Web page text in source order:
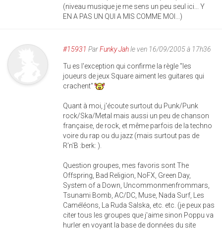
(niveau musique je me sens un peu seul ici... Y
EN A PAS UN QUI A MIS COMME MOI...)
#15931 ParFunky Jahle ven 16/09/2005 à 17h36
Tu es l'exception qui confirme la règle "les
joueurs de jeux Square aiment les guitares qui
crachent"
Quant à moi, j'écoute surtout du Punk/Punk
rock/Ska/Metal mais aussi un peu de chanson
française, de rock, et même parfois de la techno
voire du rap ou du jazz (mais surtout pas de
R'n'B :berk: ).
Question groupes, mes favoris sont The
Offspring, Bad Religion, NoFX, Green Day,
System of a Down, Uncommonmenfrommars,
Tsunami Bomb, AC/DC, Muse, Nada Surf, Les
Caméléons, La Ruda Salska, etc. etc. (je peux pas
citer tous les groupes que j'aime sinon Poppu va
hurler en voyant la base de données du site